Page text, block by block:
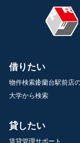
借りたい
物件検索鈴蘭台駅前店
大学から検索
貸したい
賃貸管理サポート